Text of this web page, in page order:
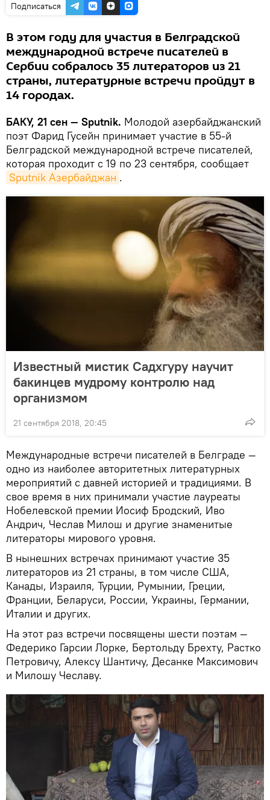
Подписаться
В этом году для участия в Белградской
международной встрече писателей в
Сербии собралось 35 литераторов из 21
страны, литературные встречи пройдут в
14 городах.
БАКУ, 21 сен — Sputnik. Молодой азербайджанский
поэт Фарид Гусейн принимает участие в 55-й
Белградской международной встрече писателей,
которая проходит с 19 по 23 сентября, сообщает
Sputnik Азербайджан .
Известный мистик Садхгуру научит
бакинцев мудрому контролю над
организмом
21 сентября 2018, 20:45
Международные встречи писателей в Белграде —
одно из наиболее авторитетных литературных
мероприятий с давней историей и традициями. В
свое время в них принимали участие лауреаты
Нобелевской премии Иосиф Бродский, Иво
Андрич, Чеслав Милош и другие знаменитые
литераторы мирового уровня.
В нынешних встречах принимают участие 35
литераторов из 21 страны, в том числе США,
Канады, Израиля, Турции, Румынии, Греции,
Франции, Беларуси, России, Украины, Германии,
Италии и других.
На этот раз встречи посвящены шести поэтам —
Федерико Гарсии Лорке, Бертольду Брехту, Растко
Петровичу, Алексу Шантичу, Десанке Максимович
и Милошу Чеславу.